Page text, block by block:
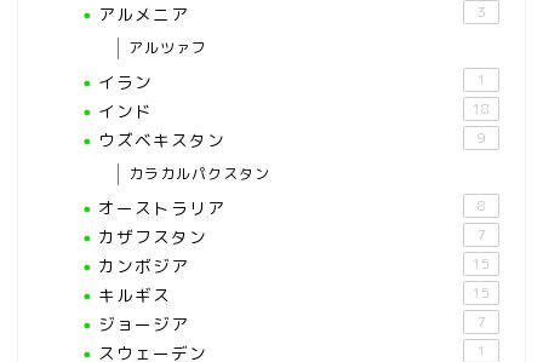
アルメニア 3
アルツァフ
イラン 1
インド 18
ウズベキスタン 9
カラカルパクスタン
オーストラリア 8
カザフスタン 7
カンボジア 15
キルギス 15
ジョージア 7
スウェーデン 1